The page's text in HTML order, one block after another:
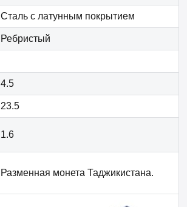
Сталь с латунным покрытием
Ребристый
4.5
23.5
1.6
Разменная монета Таджикистана.